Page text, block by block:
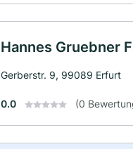
Hannes Gruebner
Gerberstr. 9, 99089 Erfurt
0.0 (0